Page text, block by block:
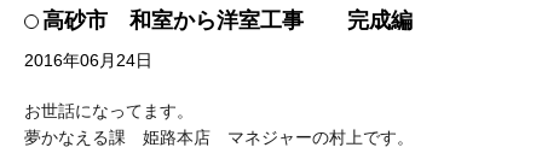
高砂市 和室から洋室工事 完成編
2016年06月24日
お世話になってます。
夢かなえる課 姫路本店 マネジャーの村上です。